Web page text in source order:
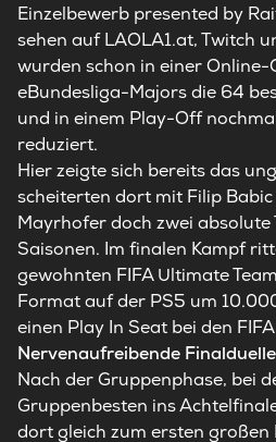
Einzelbewerb presented by
sehen auf LAOLA1.at, Twitch
wurden schon in einer
eBundesliga-Majors die 64
und in einem Play-Off
reduziert.
Hier zeigte sich bereits das
scheiterten dort mit Filip
Mayrhofer doch zwei absolute
Saisonen. Im finalen Kampf
gewohnten FIFA Ultimate
Format auf der PS5 um
einen Play In Seat bei den
Nervenaufreibende Finalduelle
Nach der Gruppenphase, bei
Gruppenbesten ins
dort gleich zum ersten großen